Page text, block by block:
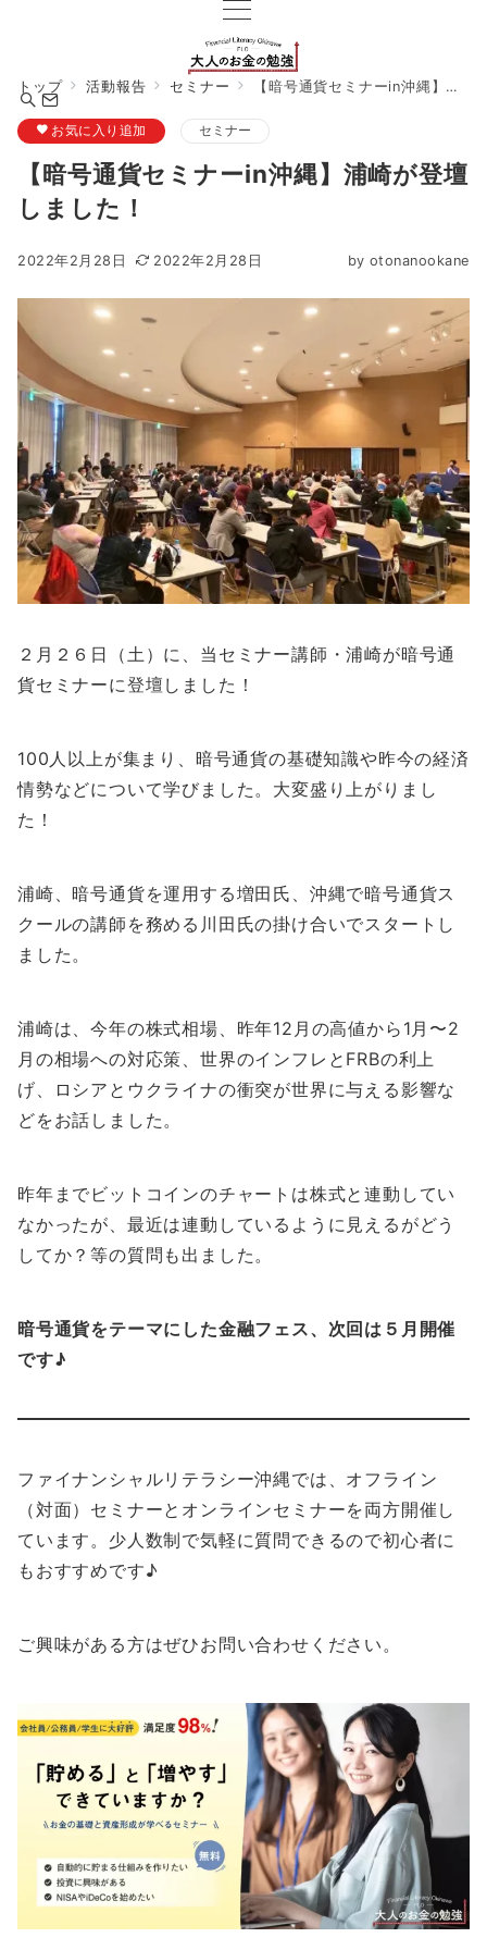
トップ 活動報告 セミナー 【暗号通貨セミナーin沖縄】浦崎が登壇しました！
お気に入り追加 セミナー
【暗号通貨セミナーin沖縄】浦崎が登壇
しました！
2022年2月28日 2022年2月28日 by otonanookane
２月２６日（土）に、当セミナー講師・浦崎が暗号通
貨セミナーに登壇しました！
100人以上が集まり、暗号通貨の基礎知識や昨今の経済
情勢などについて学びました。大変盛り上がりまし
た！
浦崎、暗号通貨を運用する増田氏、沖縄で暗号通貨ス
クールの講師を務める川田氏の掛け合いでスタートし
ました。
浦崎は、今年の株式相場、昨年12月の高値から1月〜2
月の相場への対応策、世界のインフレとFRBの利上
げ、ロシアとウクライナの衝突が世界に与える影響な
どをお話しました。
昨年までビットコインのチャートは株式と連動してい
なかったが、最近は連動しているように見えるがどう
してか？等の質問も出ました。
暗号通貨をテーマにした金融フェス、 次回は５月開催
です♪
ファイナンシャルリテラシー沖縄では、オフライン
（対面）セミナーとオンラインセミナーを両方開催し
ています。少人数制で気軽に質問できるので初心者に
もおすすめです♪
ご興味がある方はぜひお問い合わせください。